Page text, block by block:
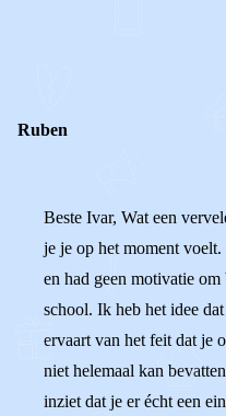
Ruben
Beste Ivar, Wat een
je je op het moment
en had geen motivatie om
school. Ik heb het idee
ervaart van het feit dat je
niet helemaal kan
inziet dat je er écht een